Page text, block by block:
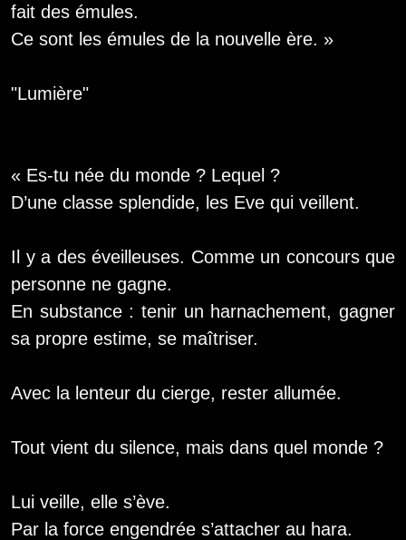
fait des émules.
Ce sont les émules de la nouvelle ère. »
"Lumière"
« Es-tu née du monde ? Lequel ?
D’une classe splendide, les Eve qui veillent.
Il y a des éveilleuses. Comme un concours que
personne ne gagne.
En substance : tenir un harnachement, gagner
sa propre estime, se maîtriser.
Avec la lenteur du cierge, rester allumée.
Tout vient du silence, mais dans quel monde ?
Lui veille, elle s’ève.
Par la force engendrée s’attacher au hara.